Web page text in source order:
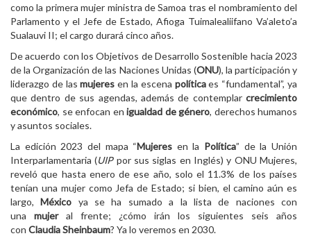
como la primera mujer ministra de Samoa tras el nombramiento del
Parlamento y el Jefe de Estado, Afioga Tuimalealiifano Va’aleto’a
Sualauvi II; el cargo durará cinco años.
De acuerdo con los Objetivos de Desarrollo Sostenible hacia 2023
de la Organización de las Naciones Unidas (ONU), la participación y
liderazgo de lasmujeres en la escena políticaes “fundamental”, ya
que dentro de sus agendas, además de contemplar crecimiento
económico, se enfocan en igualdad de género, derechos humanos
y asuntos sociales.
La edición 2023 del mapa “Mujeres en la Política” de la Unión
Interparlamentaria (UIPpor sus siglas en Inglés) y ONU Mujeres,
reveló que hasta enero de ese año, solo el 11.3% de los países
tenían una mujer como Jefa de Estado; si bien, el camino aún es
largo,México ya se ha sumado a la lista de naciones con
una mujeral frente; ¿cómo irán los siguientes seis años
con Claudia Sheinbaum? Ya lo veremos en 2030.